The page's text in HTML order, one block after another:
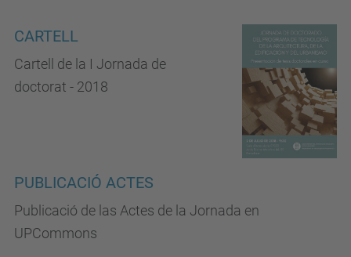
CARTELL
Cartell de la I Jornada de
doctorat - 2018
PUBLICACIÓ ACTES
Publicació de las Actes de la Jornada en
UPCommons